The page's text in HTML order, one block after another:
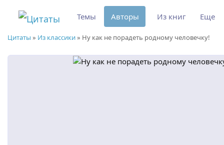
Цитаты » Из классики» Ну как не порадеть родному человечку!
Темы Авторы Из книг Еще